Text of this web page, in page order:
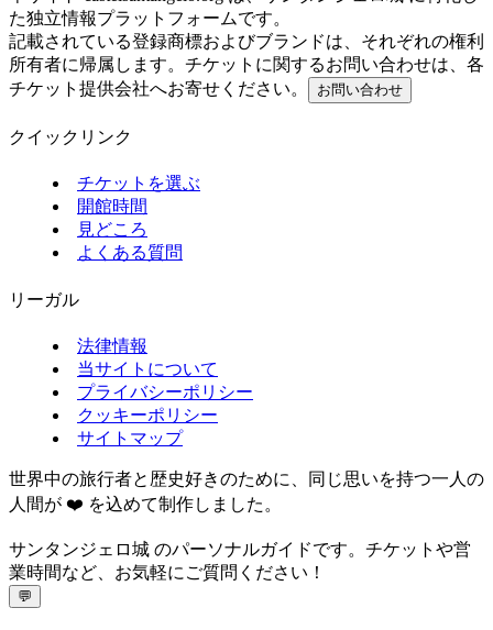
た独立情報プラットフォームです。
記載されている登録商標およびブランドは、それぞれの権利
所有者に帰属します。チケットに関するお問い合わせは、各
チケット提供会社へお寄せください。
お問い合わせ
クイックリンク
チケットを選ぶ
開館時間
見どころ
よくある質問
リーガル
法律情報
当サイトについて
プライバシーポリシー
クッキーポリシー
サイトマップ
世界中の旅行者と歴史好きのために、同じ思いを持つ一人の
人間が ❤️ を込めて制作しました。
サンタンジェロ城 のパーソナルガイドです。チケットや営
業時間など、お気軽にご質問ください！
💬